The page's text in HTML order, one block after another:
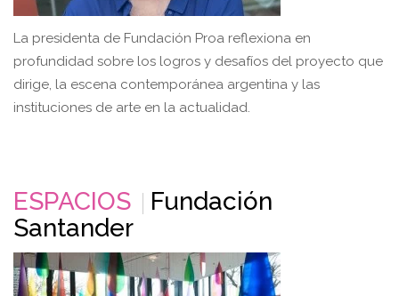
La presidenta de Fundación Proa reflexiona en
profundidad sobre los logros y desafíos del proyecto que
dirige, la escena contemporánea argentina y las
instituciones de arte en la actualidad.
ESPACIOS
Fundación
Santander